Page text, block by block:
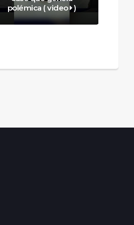
polémica ( video )